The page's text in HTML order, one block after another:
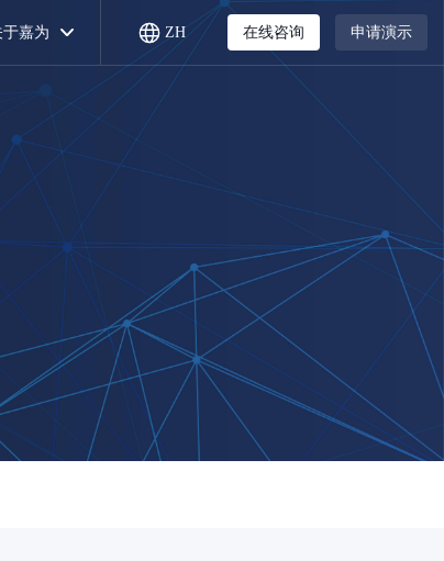
于嘉为 ZH 在线咨询 申请演示